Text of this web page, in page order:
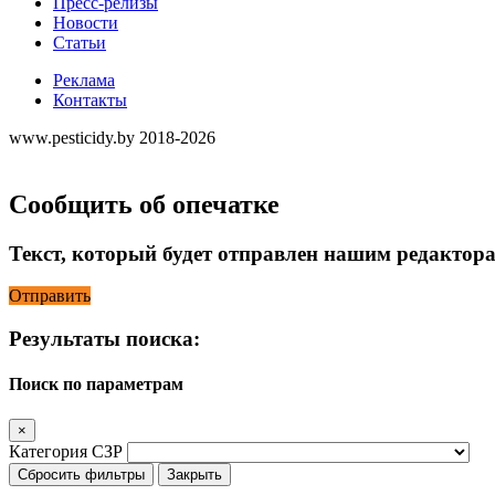
Новости
Статьи
Реклама
Контакты
www.pesticidy.by 2018-2026
Сообщить об опечатке
Текст, который будет отправлен нашим
Отправить
Результаты поиска:
Поиск по параметрам
×
Категория СЗР
Сбросить фильтры Закрыть